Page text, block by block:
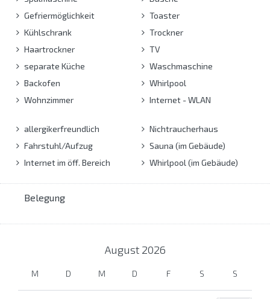
Gefriermöglichkeit
Kühlschrank
Haartrockner
separate Küche
Backofen
Wohnzimmer
Toaster
Trockner
TV
Waschmaschine
Whirlpool
Internet - WLAN
allergikerfreundlich
Fahrstuhl/Aufzug
Internet im öff. Bereich
Nichtraucherhaus
Sauna (im Gebäude)
Whirlpool (im Gebäude)
Belegung
August 2026
M D M D F S S